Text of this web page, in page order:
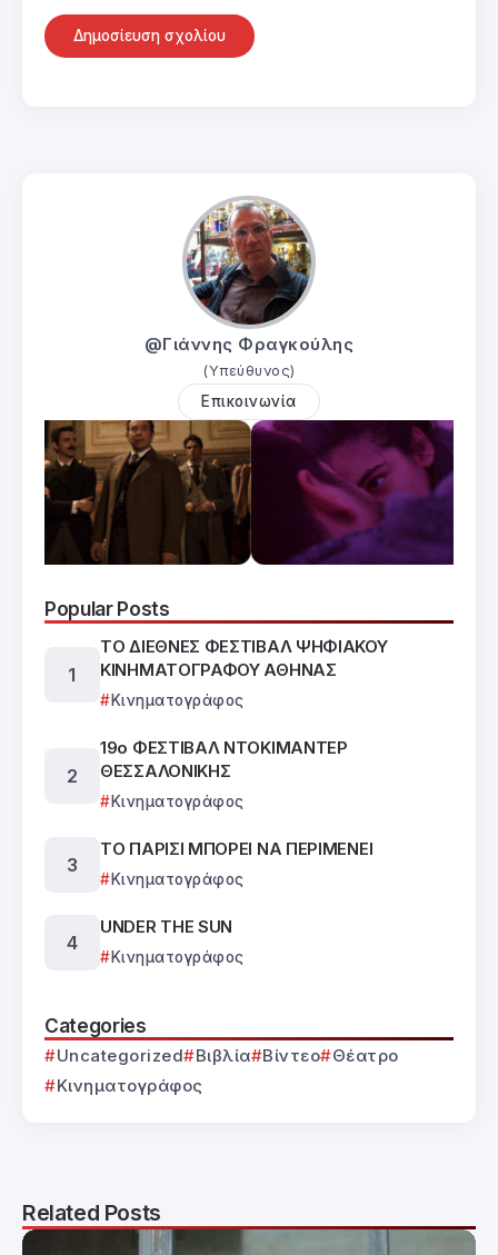
@Γιάννης Φραγκούλης
(Υπεύθυνος)
Επικοινωνία
Popular Posts
ΤΟ ΔΙΕΘΝΕΣ ΦΕΣΤΙΒΑΛ ΨΗΦΙΑΚΟΥ
ΚΙΝΗΜΑΤΟΓΡΑΦΟΥ ΑΘΗΝΑΣ
Κινηματογράφος
19ο ΦΕΣΤΙΒΑΛ ΝΤΟΚΙΜΑΝΤΕΡ
ΘΕΣΣΑΛΟΝΙΚΗΣ
Κινηματογράφος
ΤΟ ΠΑΡΙΣΙ ΜΠΟΡΕΙ ΝΑ ΠΕΡΙΜΕΝΕΙ
Κινηματογράφος
UNDER THE SUN
Κινηματογράφος
Categories
Uncategorized Βιβλία Βίντεο
Θέατρο
Κινηματογράφος
Related Posts